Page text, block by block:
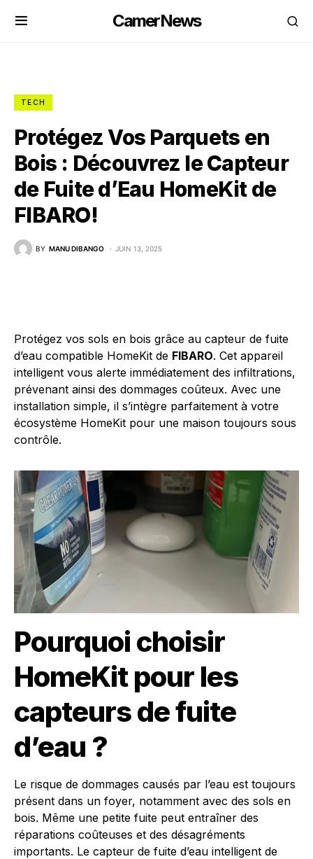
CamerNews
TECH
Protégez Vos Parquets en
Bois : Découvrez le Capteur
de Fuite d’Eau HomeKit de
FIBARO!
BY MANU DIBANGO JUIN 13, 2025
Protégez vos sols en bois grâce au capteur de fuite
d’eau compatible HomeKit de FIBARO. Cet appareil
intelligent vous alerte immédiatement des infiltrations,
prévenant ainsi des dommages coûteux. Avec une
installation simple, il s’intègre parfaitement à votre
écosystème HomeKit pour une maison toujours sous
contrôle.
Pourquoi choisir
HomeKit pour les
capteurs de fuite
d’eau ?
Le risque de dommages causés par l’eau est toujours
présent dans un foyer, notamment avec des sols en
bois. Même une petite fuite peut entraîner des
réparations coûteuses et des désagréments
importants. Le capteur de fuite d’eau intelligent de